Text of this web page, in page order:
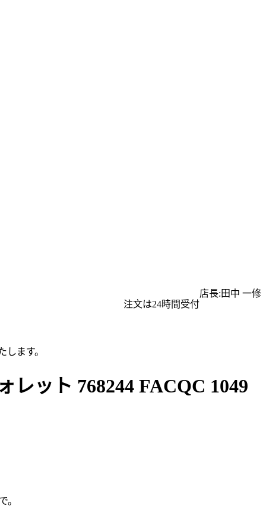
店長:田中 一修
注文は24時間受付
ます。
ット 768244 FACQC 1049
。